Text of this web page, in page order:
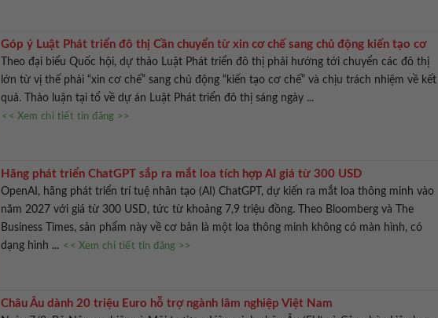
Góp ý Luật Phát triển đô thị Cần chuyển từ xin cơ chế sang chủ động kiến tạo cơ
chế
Theo đại biểu Quốc hội, dự thảo Luật Phát triển đô thị phải hướng tới chuyển các đô thị
lớn từ vị thế phải “xin cơ chế” sang chủ động “kiến tạo cơ chế” và chịu trách nhiệm về kết
quả. Thảo luận tại tổ về dự án Luật Phát triển đô thị sáng ngày ...
<< Xem chi tiết tin đăng >>
Hãng phát triển ChatGPT sắp ra mắt loa tích hợp AI giá từ 300 USD
OpenAI, hãng phát triển trí tuệ nhân tạo (AI) ChatGPT, dự kiến ra mắt loa thông minh vào
năm 2027 với giá từ 300 USD, tức từ khoảng 7,9 triệu đồng. Theo Bloomberg và The
Business Times, sản phẩm này về cơ bản là một loa thông minh không có màn hình, có
dạng hình ... << Xem chi tiết tin đăng >>
Châu Âu dành 20 triệu Euro hỗ trợ ngành lâm nghiệp Việt Nam